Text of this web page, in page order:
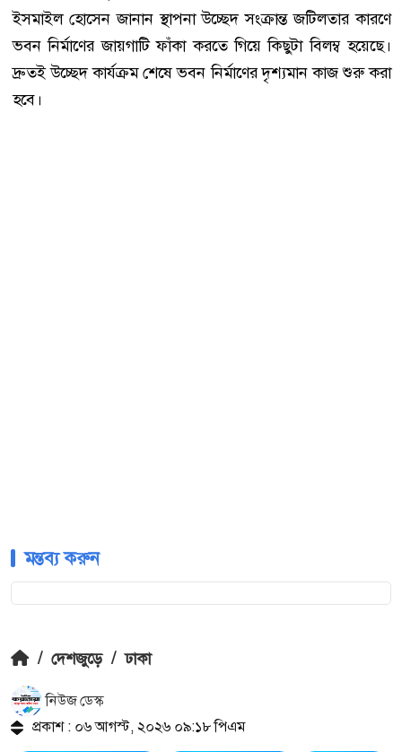
ইসমাইল হোসেন জানান স্থাপনা উচ্ছেদ সংক্রান্ত জটিলতার কারণে
ভবন নির্মাণের জায়গাটি ফাঁকা করতে গিয়ে কিছুটা বিলম্ব হয়েছে।
দ্রুতই উচ্ছেদ কার্যক্রম শেষে ভবন নির্মাণের দৃশ্যমান কাজ শুরু করা
হবে।
মন্তব্য করুন
/ দেশজুড়ে / ঢাকা
নিউজ ডেস্ক
প্রকাশ : ০৬ আগস্ট, ২০২৬ ০৯:১৮ পিএম